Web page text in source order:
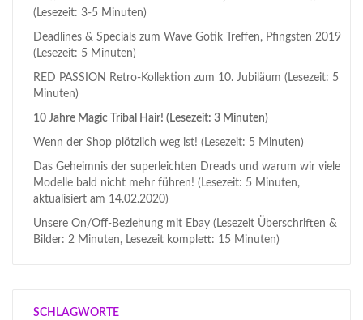
(Lesezeit: 3-5 Minuten)
Deadlines & Specials zum Wave Gotik Treffen, Pfingsten 2019
(Lesezeit: 5 Minuten)
RED PASSION Retro-Kollektion zum 10. Jubiläum (Lesezeit: 5
Minuten)
10 Jahre Magic Tribal Hair! (Lesezeit: 3 Minuten)
Wenn der Shop plötzlich weg ist! (Lesezeit: 5 Minuten)
Das Geheimnis der superleichten Dreads und warum wir viele
Modelle bald nicht mehr führen! (Lesezeit: 5 Minuten,
aktualisiert am 14.02.2020)
Unsere On/Off-Beziehung mit Ebay (Lesezeit Überschriften &
Bilder: 2 Minuten, Lesezeit komplett: 15 Minuten)
SCHLAGWORTE